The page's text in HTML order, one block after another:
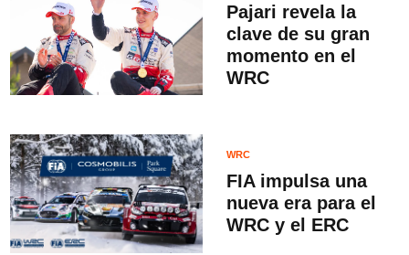
Pajari revela la
clave de su gran
momento en el
WRC
WRC
FIA impulsa una
nueva era para el
WRC y el ERC